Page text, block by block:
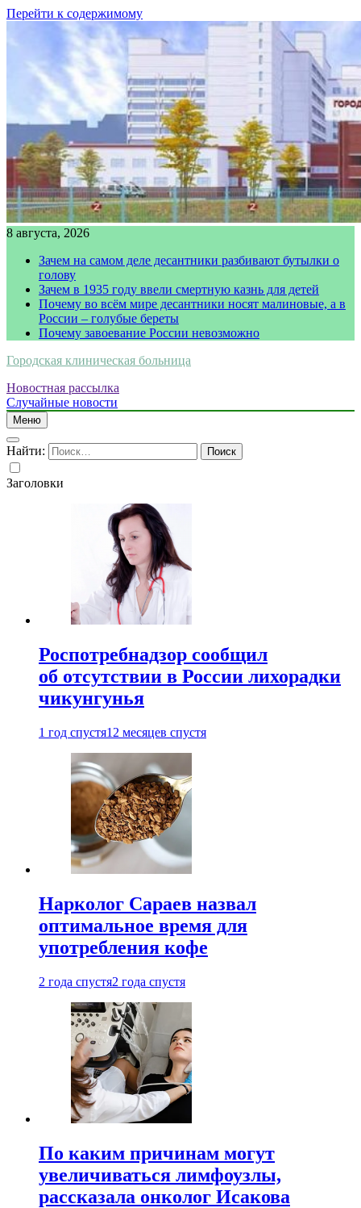
Перейти к содержимому
8 августа, 2026
Зачем на самом деле десантники разбивают бутылки о
голову
Зачем в 1935 году ввели смертную казнь для детей
Почему во всём мире десантники носят малиновые, а в
России – голубые береты
Почему завоевание России невозможно
Городская клиническая больница
Новостная рассылка
Случайные новости
Меню
Найти:
Заголовки
Роспотребнадзор сообщил
об отсутствии в России лихорадки
чикунгунья
1 год спустя12 месяцев спустя
Нарколог Сараев назвал
оптимальное время для
употребления кофе
2 года спустя2 года спустя
По каким причинам могут
увеличиваться лимфоузлы,
рассказала онколог Исакова